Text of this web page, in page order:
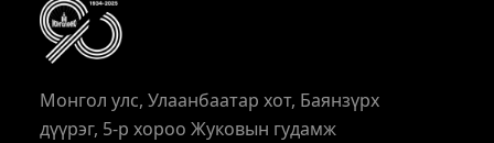
Монгол улс, Улаанбаатар хот, Баянзүрх
дүүрэг, 5-р хороо Жуковын гудамж